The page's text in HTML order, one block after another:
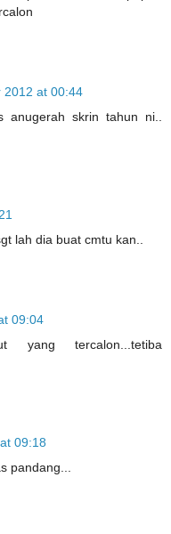
2012 at 00:44
anugerah skrin tahun ni..
lah dia buat cmtu kan..
09:04
yang tercalon...tetiba
09:18
pandang...